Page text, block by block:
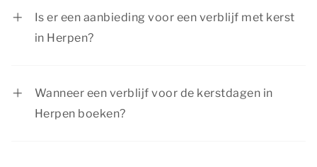
Is er een aanbieding voor een verblijf met kerst
in Herpen?
Wanneer een verblijf voor de kerstdagen in
Herpen boeken?